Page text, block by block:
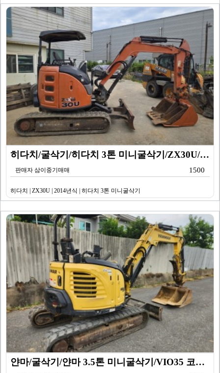
히다치/굴삭기/히다치 3톤 미니굴삭기/ZX30U/201…
판매자 삼이중기매매 1500
히다치 | ZX30U | 2014년식 | 히다치 3톤 미니굴삭기
얀마/굴삭기/얀마 3.5톤 미니굴삭기/VIO35 코끼리…